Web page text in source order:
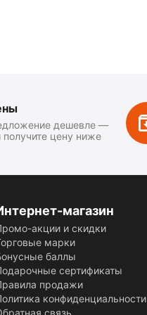
дешевле —
цену ниже
магазин
акции и скидки
марки
баллы
сертификаты
продажи
конфиденциальности
связь